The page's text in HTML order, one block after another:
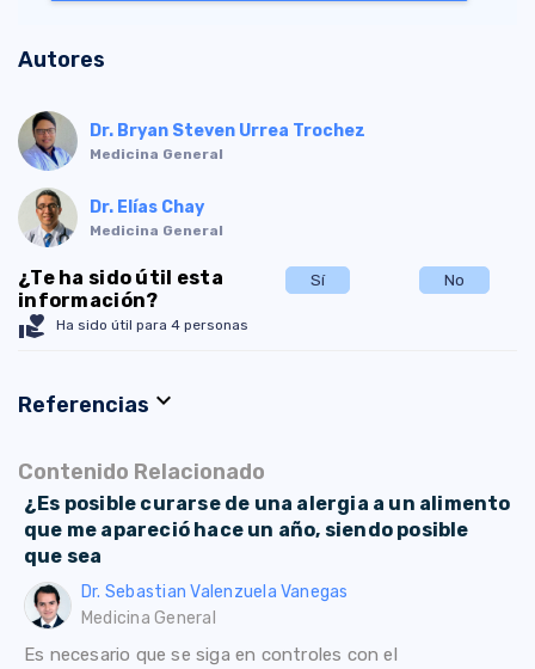
Autores
Dr. Bryan Steven Urrea Trochez
Medicina General
Dr. Elías Chay
Medicina General
¿Te ha sido útil esta
información?
Sí No
volunteer_activism Ha sido útil para 4 personas
Referencias expand_more
Contenido Relacionado
¿Es posible curarse de una alergia a un alimento
que me apareció hace un año, siendo posible
que sea
Dr. Sebastian Valenzuela Vanegas
Medicina General
Es necesario que se siga en controles con el